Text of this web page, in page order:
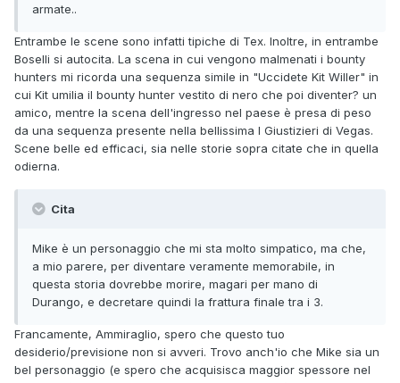
armate..
Entrambe le scene sono infatti tipiche di Tex. Inoltre, in entrambe
Boselli si autocita. La scena in cui vengono malmenati i bounty
hunters mi ricorda una sequenza simile in "Uccidete Kit Willer" in
cui Kit umilia il bounty hunter vestito di nero che poi diventer? un
amico, mentre la scena dell'ingresso nel paese è presa di peso
da una sequenza presente nella bellissima I Giustizieri di Vegas.
Scene belle ed efficaci, sia nelle storie sopra citate che in quella
odierna.
Cita
Mike è un personaggio che mi sta molto simpatico, ma che,
a mio parere, per diventare veramente memorabile, in
questa storia dovrebbe morire, magari per mano di
Durango, e decretare quindi la frattura finale tra i 3.
Francamente, Ammiraglio, spero che questo tuo
desiderio/previsione non si avveri. Trovo anch'io che Mike sia un
bel personaggio (e spero che acquisisca maggior spessore nel